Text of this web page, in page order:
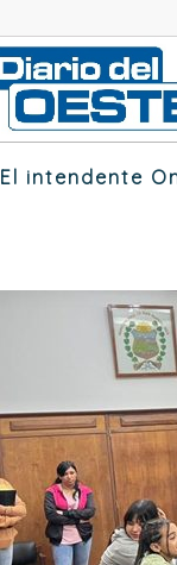
El intendente